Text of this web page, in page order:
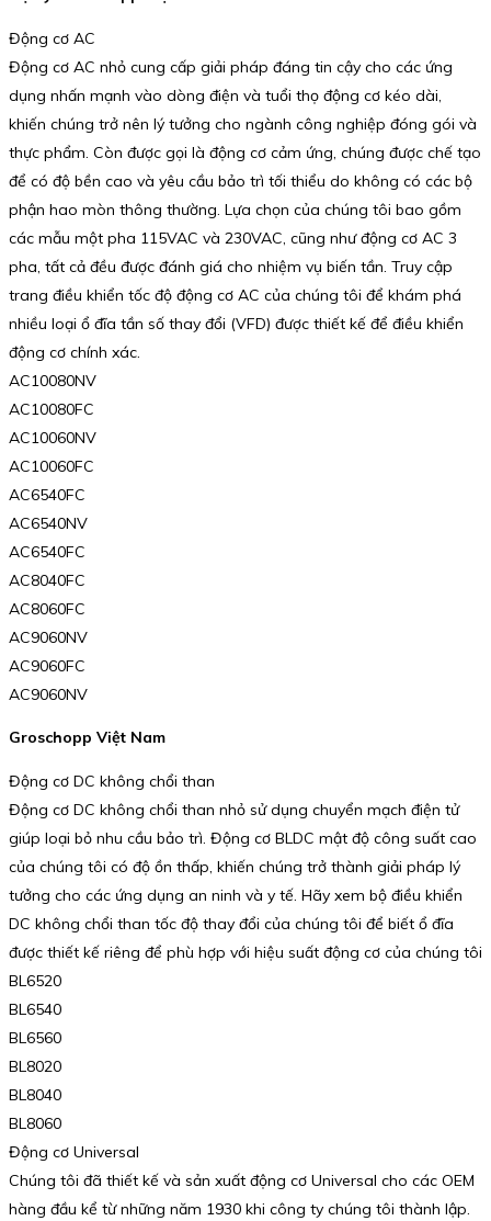
Động cơ AC
Động cơ AC nhỏ cung cấp giải pháp đáng tin cậy cho các ứng
dụng nhấn mạnh vào dòng điện và tuổi thọ động cơ kéo dài,
khiến chúng trở nên lý tưởng cho ngành công nghiệp đóng gói và
thực phẩm. Còn được gọi là động cơ cảm ứng, chúng được chế tạo
để có độ bền cao và yêu cầu bảo trì tối thiểu do không có các bộ
phận hao mòn thông thường. Lựa chọn của chúng tôi bao gồm
các mẫu một pha 115VAC và 230VAC, cũng như động cơ AC 3
pha, tất cả đều được đánh giá cho nhiệm vụ biến tần. Truy cập
trang điều khiển tốc độ động cơ AC của chúng tôi để khám phá
nhiều loại ổ đĩa tần số thay đổi (VFD) được thiết kế để điều khiển
động cơ chính xác.
AC10080NV
AC10080FC
AC10060NV
AC10060FC
AC6540FC
AC6540NV
AC6540FC
AC8040FC
AC8060FC
AC9060NV
AC9060FC
AC9060NV
Groschopp Việt Nam
Động cơ DC không chổi than
Động cơ DC không chổi than nhỏ sử dụng chuyển mạch điện tử
giúp loại bỏ nhu cầu bảo trì. Động cơ BLDC mật độ công suất cao
của chúng tôi có độ ồn thấp, khiến chúng trở thành giải pháp lý
tưởng cho các ứng dụng an ninh và y tế. Hãy xem bộ điều khiển
DC không chổi than tốc độ thay đổi của chúng tôi để biết ổ đĩa
được thiết kế riêng để phù hợp với hiệu suất động cơ của chúng tôi
BL6520
BL6540
BL6560
BL8020
BL8040
BL8060
Động cơ Universal
Chúng tôi đã thiết kế và sản xuất động cơ Universal cho các OEM
hàng đầu kể từ những năm 1930 khi công ty chúng tôi thành lập.